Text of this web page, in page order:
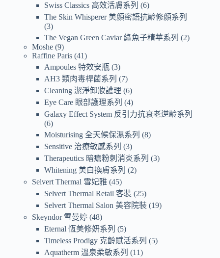
Swiss Classics 高效活膚系列
6
The Skin Whisperer 美顏密語抗齡修顏系列
3
The Vegan Green Caviar 綠魚子精華系列
2
Moshe 9
Raffine Paris 41
Ampoules 特效安瓶 3
AH3 類肉毒桿菌系列
7
Cleaning 潔淨卸妝護理 6
Eye Care 眼部護理系列
4
Galaxy Effect System 反引力抗衰老逆齡系列
6
Moisturising 全天候保濕系列
8
Sensitive 治療敏感系列
3
Therapeutics 暗瘡粉刺消炎系列
3
Whitening 美白換膚系列
2
Selvert Thermal 雪妃雅 45
Selvert Thermal Retail 客裝 25
Selvert Thermal Salon 美容院裝 19
Skeyndor 雪曼婷 48
Eternal 恆美修妍系列
5
Timeless Prodigy 克齡賦活系列
5
Aquatherm 溫泉柔敏系列
11